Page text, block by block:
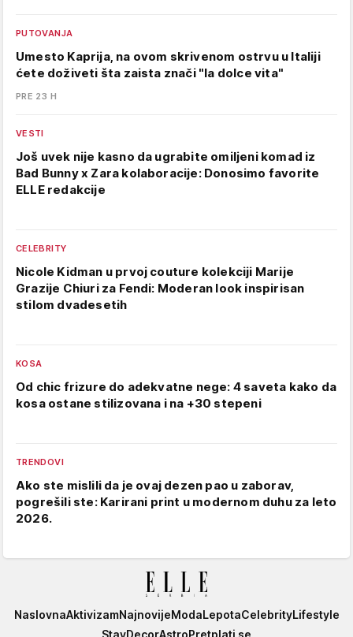
PUTOVANJA
Umesto Kaprija, na ovom skrivenom ostrvu u Italiji
ćete doživeti šta zaista znači "la dolce vita"
PRE 23 H
VESTI
Još uvek nije kasno da ugrabite omiljeni komad iz
Bad Bunny x Zara kolaboracije: Donosimo favorite
ELLE redakcije
CELEBRITY
Nicole Kidman u prvoj couture kolekciji Marije
Grazije Chiuri za Fendi: Moderan look inspirisan
stilom dvadesetih
KOSA
Od chic frizure do adekvatne nege: 4 saveta kako da
kosa ostane stilizovana i na +30 stepeni
TRENDOVI
Ako ste mislili da je ovaj dezen pao u zaborav,
pogrešili ste: Karirani print u modernom duhu za leto
2026.
Elle
NaslovnaAktivizamNajnovijeModaLepotaCelebrityLifestyle
StavDecorAstroPretplati se